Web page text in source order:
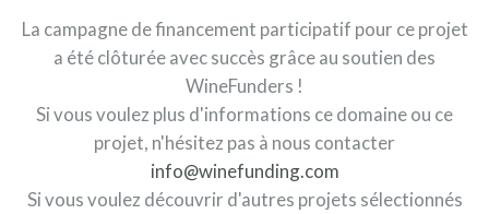
La campagne de financement participatif pour ce projet
a été clôturée avec succès grâce au soutien des
WineFunders !
Si vous voulez plus d'informations ce domaine ou ce
projet, n'hésitez pas à nous contacter
info@winefunding.com
Si vous voulez découvrir d'autres projets sélectionnés